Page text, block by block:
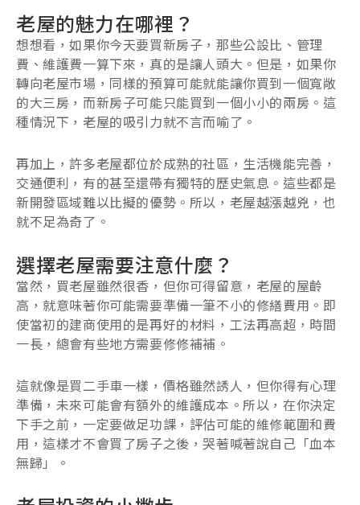
老屋的魅力在哪裡？
想想看，如果你今天要買新房子，那些公設比、管理
費、維護費一算下來，真的是讓人頭大。但是，如果你
轉向老屋市場，同樣的預算可能就能讓你買到一個寬敞
的大三房，而新房子可能只能買到一個小小的兩房。這
種情況下，老屋的吸引力就不言而喻了。
再加上，許多老屋都位於成熟的社區，生活機能完善，
交通便利，有的甚至還帶有獨特的歷史氣息。這些都是
新開發區域難以比擬的優勢。所以，老屋越漲越兇，也
就不足為奇了。
選擇老屋需要注意什麼？
當然，買老屋雖然很香，但你可得留意，老屋的屋齡
高，就意味著你可能需要準備一筆不小的修繕費用。即
使當初的建商使用的是再好的材料，工法再高超，時間
一長，總會有些地方需要修修補補。
這就像是買二手車一樣，價格雖然誘人，但你得有心理
準備，未來可能會有額外的維護成本。所以，在你決定
下手之前，一定要做足功課，評估可能的維修範圍和費
用，這樣才不會買了房子之後，哭著喊著說自己「血本
無歸」。